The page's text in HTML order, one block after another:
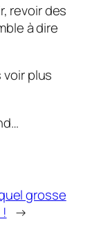
revoir des
à dire
voir plus
grosse
→